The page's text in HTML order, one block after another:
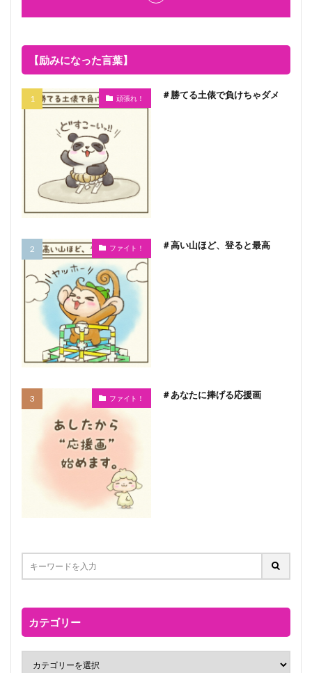
【励みになった言葉】
頑張れ！ ＃勝てる土俵で負けちゃダメ
ファイト！ ＃高い山ほど、登ると最高
ファイト！ ＃あなたに捧げる応援画
カテゴリー